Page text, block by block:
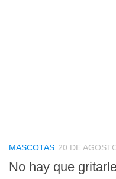
MASCOTAS 20 DE
No hay que